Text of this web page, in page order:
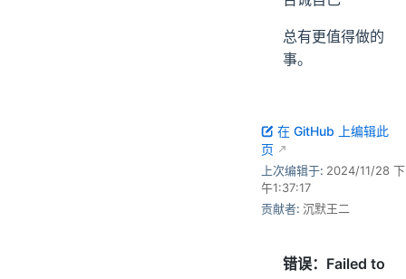
总有更值得做的
事。
在 GitHub 上编辑此
页
上次编辑于: 2024/11/28 下
午1:37:17
贡献者: 沉默王二